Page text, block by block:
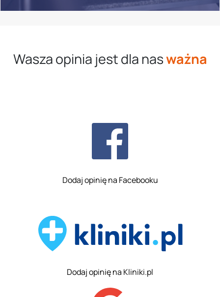
Wasza opinia jest dla nasważna
Dodaj opinię na Facebooku
Dodaj opinię na Kliniki.pl